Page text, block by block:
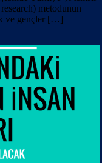
metodunun
ve gençler […]